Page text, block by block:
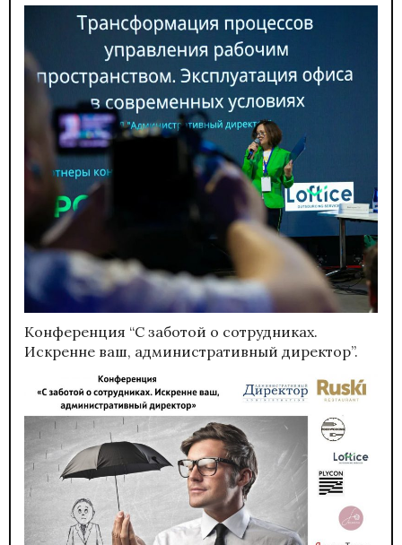
Конференция “С заботой о сотрудниках.
Искренне ваш, административный директор”.